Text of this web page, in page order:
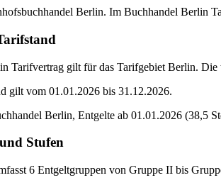
Berlin. Im Buchhandel Berlin
Tarifvertrag gilt für das Tarifgebiet Berlin.
gilt vom 01.01.2026 bis 31.12.2026.
Berlin, Entgelte ab 01.01.2026 (38,5
Stufen
6 Entgeltgruppen von Gruppe II bis